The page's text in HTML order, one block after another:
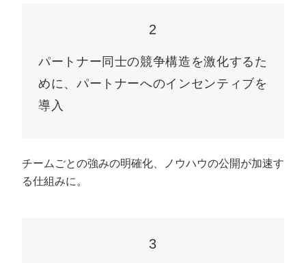
2
パートナー同士の競争構造を激化するた
めに、パートナーへのインセンティブを
導入
チームごとの強みの明確化、ノウハウの公開が加速す
る仕組みに。
3